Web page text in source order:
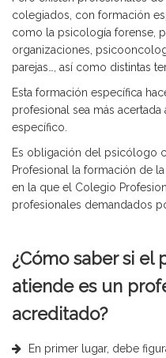
colegiados, con formación
como la psicología forense,
organizaciones,
parejas…, así como distintas
Esta formación específica
profesional sea más
específico.
Es obligación del psicólogo
Profesional la formación de
en la que el Colegio
profesionales demandados
¿Cómo saber si el
atiende es un
acreditado?
En primer lugar, debe